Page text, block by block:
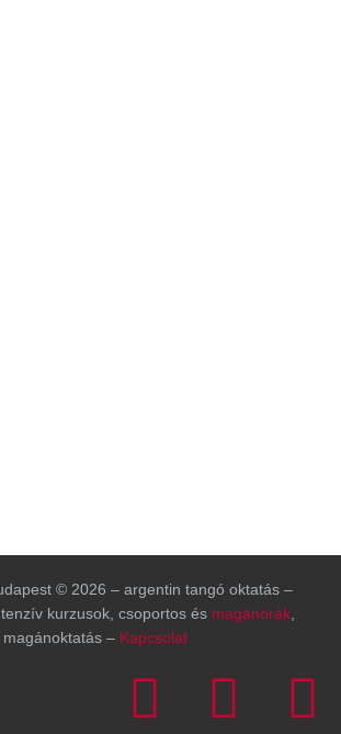
© 2026 – argentin tangó oktatás –
kurzusok, csoportos és magánórák,
magánoktatás – Kapcsolat